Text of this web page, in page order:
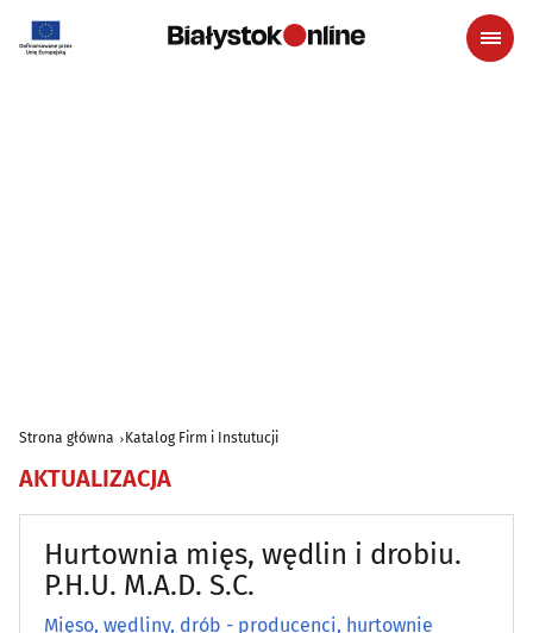
Strona główna Katalog Firm i Instutucji
AKTUALIZACJA
Hurtownia mięs, wędlin i drobiu.
P.H.U. M.A.D. S.C.
Mięso, wędliny, drób - producenci, hurtownie